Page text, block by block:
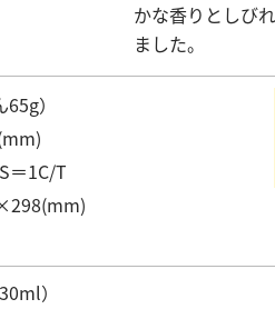
かな香りとしび
ました。
）
＝1C/T
）